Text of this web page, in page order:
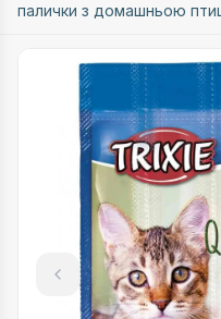
палички з домашньою